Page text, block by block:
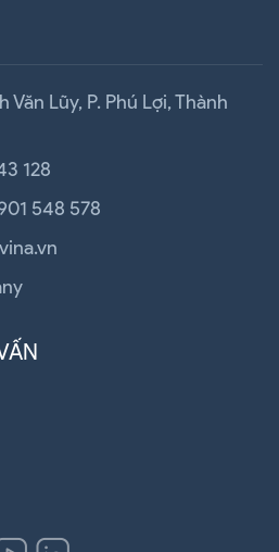
Lũy, P. Phú Lợi, Thành
128
548 578